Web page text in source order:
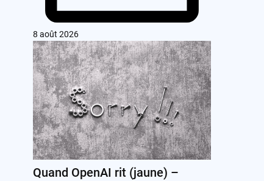
8 août 2026
Quand OpenAI rit (jaune) –